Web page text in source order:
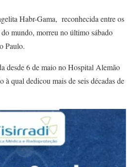
Habr-Gama, reconhecida entre os
mundo, morreu no último sábado
Paulo.
desde 6 de maio no Hospital Alemão
qual dedicou mais de seis décadas de